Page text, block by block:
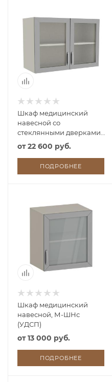
Шкаф медицинский
навесной со
стеклянными дверками,
М-ШНс-80 (УДСП)
от22 600 руб.
ПОДРОБНЕЕ
Шкаф медицинский
навесной, М-ШНс
(УДСП)
от13 000 руб.
ПОДРОБНЕЕ